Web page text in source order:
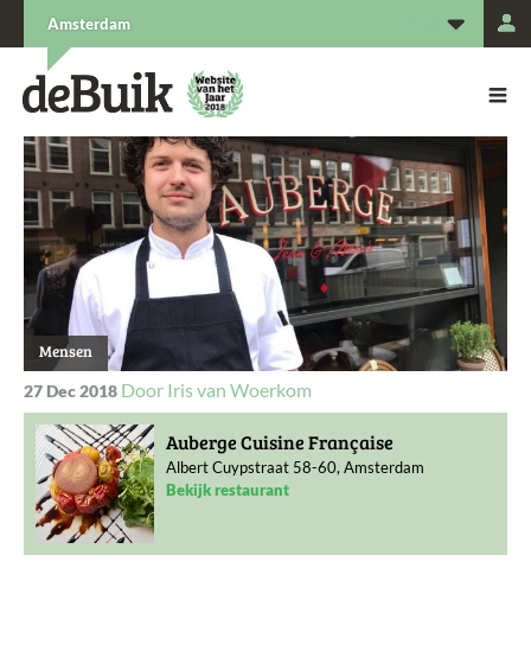
Mensen
27 Dec 2018 Iris van Woerkom
Auberge Cuisine Française
Albert Cuypstraat 58-60, Amsterdam
Bekijk restaurant
Amsterdam
De Buik van {city: city}
De Buik